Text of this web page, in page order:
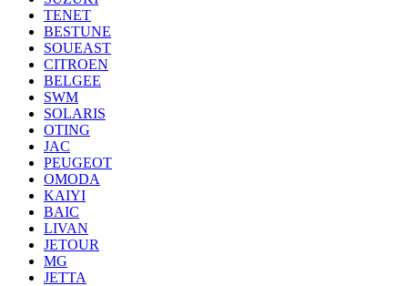
TENET
BESTUNE
SOUEAST
CITROEN
BELGEE
SWM
SOLARIS
OTING
JAC
PEUGEOT
OMODA
KAIYI
BAIC
LIVAN
JETOUR
MG
JETTA